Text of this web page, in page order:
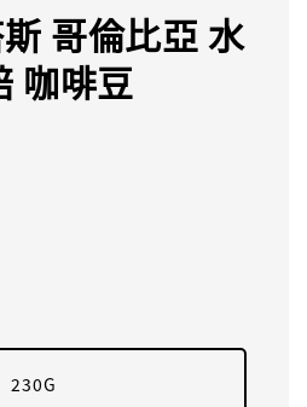
哥倫比亞 水
咖啡豆
230G